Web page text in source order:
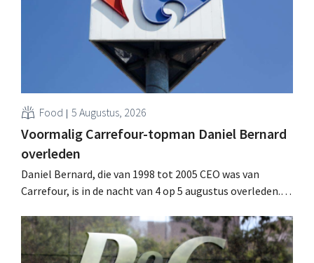
Food 5 Augustus, 2026
Voormalig Carrefour-topman Daniel Bernard
overleden
Daniel Bernard, die van 1998 tot 2005 CEO was van
Carrefour, is in de nacht van 4 op 5 augustus overleden.
retailer, realiseerde de fusie met Promodès en nam
toenmalig Belgisch marktleider GB over.